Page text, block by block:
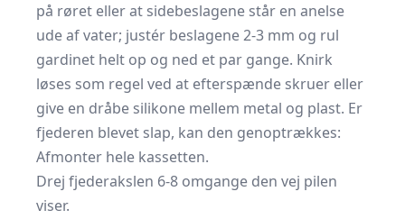
på røret eller at sidebeslagene står en anelse
ude af vater; justér beslagene 2-3 mm og rul
gardinet helt op og ned et par gange. Knirk
løses som regel ved at efterspænde skruer eller
give en dråbe silikone mellem metal og plast. Er
fjederen blevet slap, kan den genoptrækkes:
Afmonter hele kassetten.
Drej fjederakslen 6-8 omgange den vej pilen
viser.